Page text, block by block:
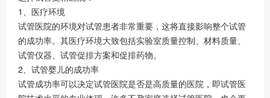
1、医疗环境
试管医院的环境对试管患者非常重要，这将直接影响整个试管
的成功率。其医疗环境大致包括实验室质量控制、材料质量、
试管仪器、试管促排方案和促排药物。
2、试管婴儿的成功率
试管成功率可以决定试管医院是否是高质量的医院，即试管医